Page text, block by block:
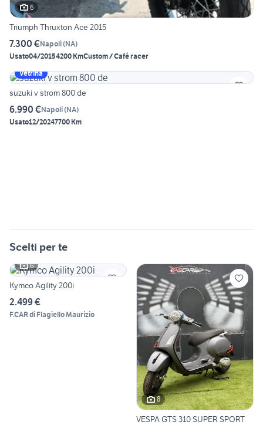
6
Triumph Thruxton Ace 2015
7.300 €Napoli(NA)
Usato04/20154200 KmCustom / Café racer
Vetrina
suzuki v strom 800 de
6.990 €Napoli(NA)
Usato12/20247700 Km
Scelti per te
6
Kymco Agility 200i
2.499 €
F.CAR di Flagiello Maurizio
8
VESPA GTS 310 SUPER SPORT